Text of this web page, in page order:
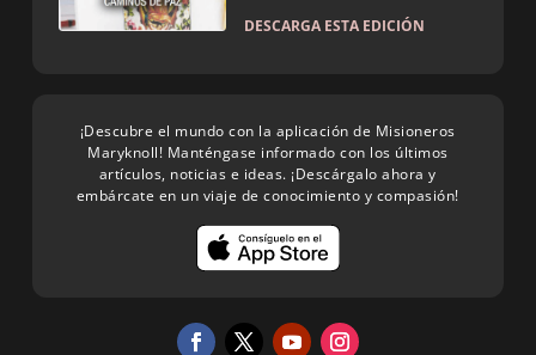
DESCARGA ESTA EDICIÓN
¡Descubre el mundo con la aplicación de Misioneros
Maryknoll! Manténgase informado con los últimos
artículos, noticias e ideas. ¡Descárgalo ahora y
embárcate en un viaje de conocimiento y compasión!